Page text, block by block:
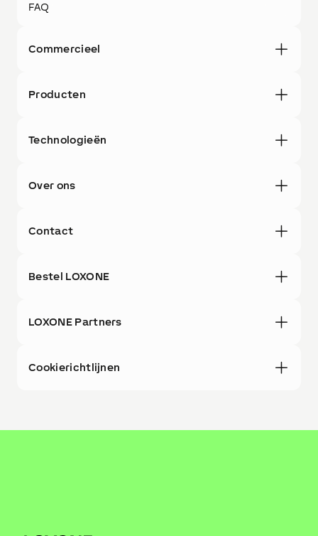
FAQ
Commercieel
Producten
Technologieën
Over ons
Contact
Bestel LOXONE
LOXONE Partners
Cookierichtlijnen